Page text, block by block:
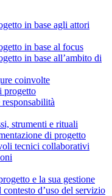
in base agli attori
in base al focus
in base all’ambito di
coinvolte
progetto
strumenti e rituali
di progetto
tecnici collaborativi
e la sua gestione
d’uso del servizio